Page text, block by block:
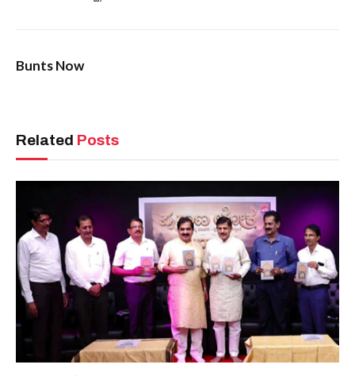
Bunts Now
Related Posts